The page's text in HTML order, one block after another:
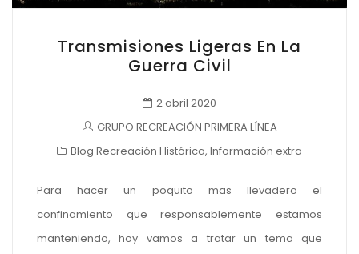
Transmisiones Ligeras En La
Guerra Civil
2 abril 2020
GRUPO RECREACIÓN PRIMERA LÍNEA
Blog Recreación Histórica, Información extra
Para hacer un poquito mas llevadero el
confinamiento que responsablemente estamos
manteniendo, hoy vamos a tratar un tema que